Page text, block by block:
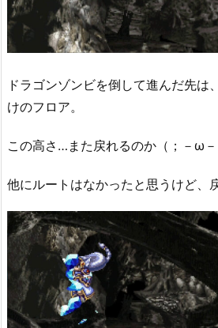
ドラゴンゾンビを倒して進んだ先は
けのフロア。
この高さ…また戻れるのか（；－ω－
他にルートはなかったと思うけど、